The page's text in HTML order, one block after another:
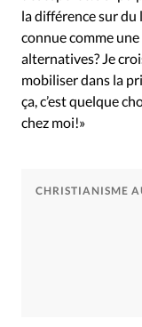
la différence sur du
connue comme
alternatives? Je
mobiliser dans la
ça, c’est quelque
chez moi!»
CHRISTIANISME